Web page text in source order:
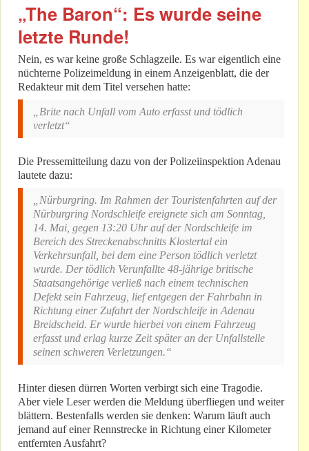
„The Baron“: Es wurde seine
letzte Runde!
Nein, es war keine große Schlagzeile. Es war eigentlich eine
nüchterne Polizeimeldung in einem Anzeigenblatt, die der
Redakteur mit dem Titel versehen hatte:
„Brite nach Unfall vom Auto erfasst und tödlich
verletzt“
Die Pressemitteilung dazu von der Polizeiinspektion Adenau
lautete dazu:
„Nürburgring. Im Rahmen der Touristenfahrten auf der
Nürburgring Nordschleife ereignete sich am Sonntag,
14. Mai, gegen 13:20 Uhr auf der Nordschleife im
Bereich des Streckenabschnitts Klostertal ein
Verkehrsunfall, bei dem eine Person tödlich verletzt
wurde. Der tödlich Verunfallte 48-jährige britische
Staatsangehörige verließ nach einem technischen
Defekt sein Fahrzeug, lief entgegen der Fahrbahn in
Richtung einer Zufahrt der Nordschleife in Adenau
Breidscheid. Er wurde hierbei von einem Fahrzeug
erfasst und erlag kurze Zeit später an der Unfallstelle
seinen schweren Verletzungen.“
Hinter diesen dürren Worten verbirgt sich eine Tragodie.
Aber viele Leser werden die Meldung überfliegen und weiter
blättern. Bestenfalls werden sie denken: Warum läuft auch
jemand auf einer Rennstrecke in Richtung einer Kilometer
entfernten Ausfahrt?